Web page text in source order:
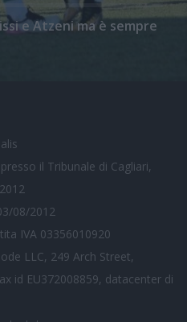
e Atzeni ma è sempre
il Tribunale di Cagliari,
08/2012
IVA 03356010920
LLC, 249 Arch Street,
id EU372008859, datacenter di